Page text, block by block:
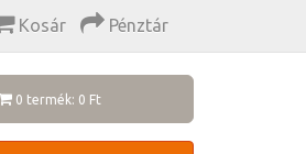
Kosár Pénztár
0 termék: 0 Ft